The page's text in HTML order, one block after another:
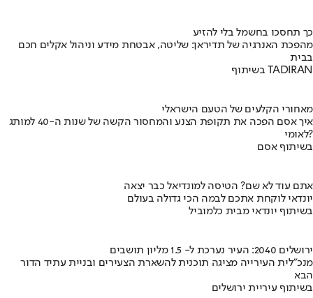
כך תחסכו בחשמל בלי להזיע
מהפכת האנרגיה של תדיראן: שליטה, אבטחת מידע וניהול אקלים חכם
בבית
בשיתוף TADIRAN
מאחורי הקלעים של הטעם הישראלי
איך אסם הפכה את תקופת הצנע והמחסור הקשה של שנות ה-40 למותג
לאומי?
בשיתוף אסם
אתם עוד לא שם? הטיסה למונדיאל כבר יצאה
יונדאי לוקחת אתכם לבמה הכי גדולה בעולם
בשיתוף יונדאי מבית כלמוביל
ירושלים 2040: העיר נערכת ל- 1.5 מליון תושבים
מנכ"לית העירייה מציגה תוכנית להשארת הצעירים ובניית עתיד הדור
הבא
בשיתוף עיריית ירושלים